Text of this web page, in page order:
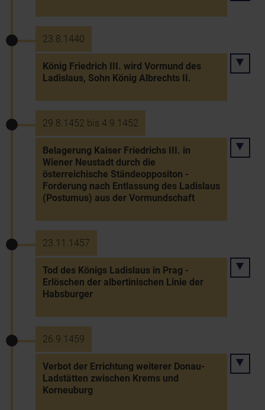
23.8.1440
König Friedrich III. wird Vormund des
Ladislaus, Sohn König Albrechts II.
29.8.1452 bis 4.9.1452
Belagerung Kaiser Friedrichs III. in
Wiener Neustadt durch die
österreichische Ständeoppositon -
Forderung nach Entlassung des Ladislaus
(Postumus) aus der Vormundschaft
23.11.1457
Tod des Königs Ladislaus in Prag -
Erlöschen der albertinischen Linie der
Habsburger
26.9.1459
Verbot der Errichtung weiterer Donau-
Ladstätten zwischen Krems und
Korneuburg